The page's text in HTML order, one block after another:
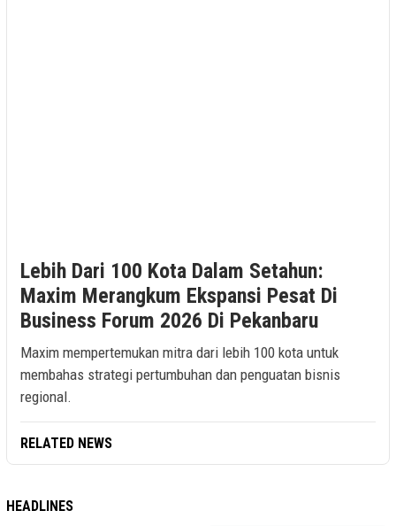
Lebih Dari 100 Kota Dalam Setahun:
Maxim Merangkum Ekspansi Pesat Di
Business Forum 2026 Di Pekanbaru
Maxim mempertemukan mitra dari lebih 100 kota untuk
membahas strategi pertumbuhan dan penguatan bisnis
regional.
RELATED NEWS
HEADLINES